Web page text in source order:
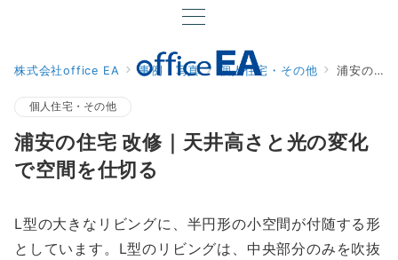
株式会社office EA 事例・写真 個人住宅・その他 浦安の住宅 改修｜天井高さと光の変化で空間を仕切る
個人住宅・その他
浦安の住宅 改修｜天井高さと光の変化
で空間を仕切る
L型の大きなリビングに、半円形の小空間が付随する形
としています。L型のリビングは、中央部分のみを吹抜